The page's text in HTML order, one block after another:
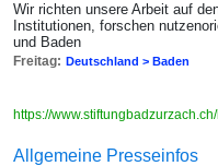
Wir richten unsere Arbeit auf
Institutionen, forschen
und Baden
Freitag: Deutschland > Baden
https://
Allgemeine Presseinfos